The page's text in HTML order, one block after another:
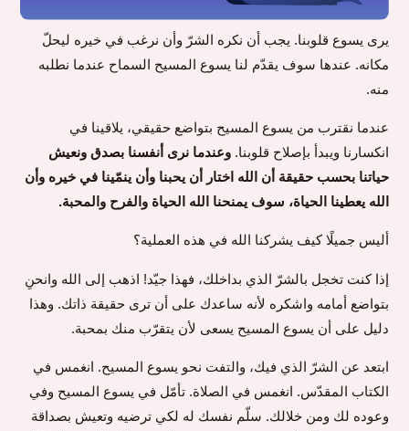
يرى يسوع قلوبنا. يجب أن نكره الشرّ وأن نرغب في خيره ليحلّ
مكانه. عندها سوف يقدّم لنا يسوع المسيح السماح عندما نطلبه
منه.
عندما نقترب من يسوع المسيح بتواضع حقيقي، يلاقينا في
انكسارنا ويبدأ بإصلاح قلوبنا.وعندما نرى أنفسنا بصدق ونعيش
حياتنا بحسب حقيقة أن الله اختار أن يحبنا وأن ينمّينا في خيره وأن
الله يعطينا الحياة، سوف يمنحنا الله الحياة والفرح والمحبة.
أليس جميلًا كيف يشركنا الله في هذه العملية؟
إذا كنت تخجل بالشرّ الذي بداخلك، فهذا جيّد! اذهب إلى الله وانحنِ
بتواضع أمامه واشكره لأنه ساعدك على أن ترى حقيقة ذاتك. وهذا
دليل على أن يسوع المسيح يسعى لأن يتقرّب منك بمحبة.
ابتعد عن الشرّ الذي فيك، والتفت نحو يسوع المسيح. انغمس في
الكتاب المقدّس. انغمس في الصلاة. تأمّل في يسوع المسيح وفي
وعوده لك ومن خلالك. سلّم نفسك له لكي ترضيه وتعيش بصداقة